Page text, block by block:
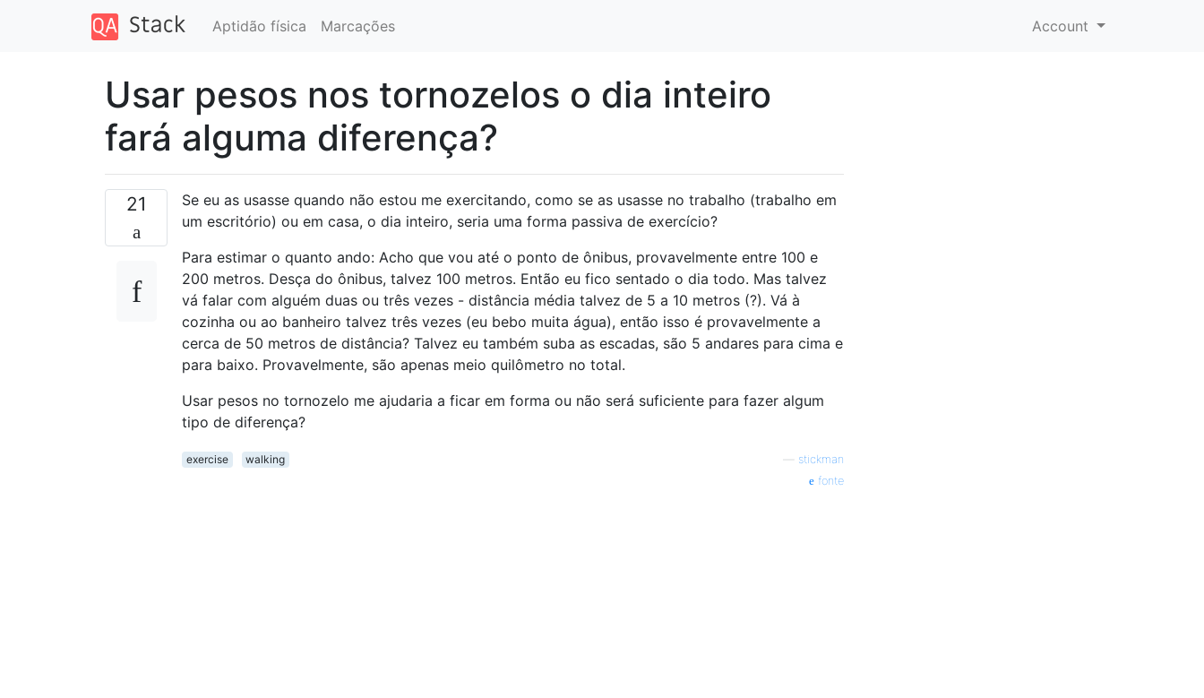
Aptidão física Marcações Account
Usar pesos nos tornozelos o dia inteiro
fará alguma diferença?
21
Se eu as usasse quando não estou me exercitando, como se as usasse no trabalho (trabalho em
um escritório) ou em casa, o dia inteiro, seria uma forma passiva de exercício?
Para estimar o quanto ando: Acho que vou até o ponto de ônibus, provavelmente entre 100 e
200 metros. Desça do ônibus, talvez 100 metros. Então eu fico sentado o dia todo. Mas talvez
vá falar com alguém duas ou três vezes - distância média talvez de 5 a 10 metros (?). Vá à
cozinha ou ao banheiro talvez três vezes (eu bebo muita água), então isso é provavelmente a
cerca de 50 metros de distância? Talvez eu também suba as escadas, são 5 andares para cima e
para baixo. Provavelmente, são apenas meio quilômetro no total.
Usar pesos no tornozelo me ajudaria a ficar em forma ou não será suficiente para fazer algum
tipo de diferença?
exercise walking
stickman
fonte